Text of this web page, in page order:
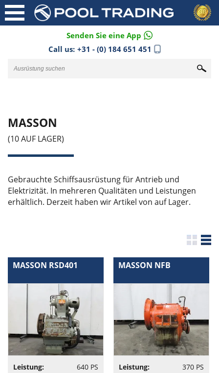
Senden Sie eine App
Call us: +31 - (0) 184 651 451
MASSON
(10 AUF LAGER)
Gebrauchte Schiffsausrüstung für Antrieb und
Elektrizität. In mehreren Qualitäten und Leistungen
erhältlich. Derzeit haben wir Artikel von auf Lager.
MASSON RSD401
Leistung:
640 PS
MASSON NFB
Leistung:
370 PS